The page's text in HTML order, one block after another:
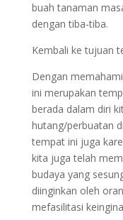
buah tanaman
dengan tiba-tiba.
Kembali ke tujuan
Dengan
ini merupakan
berada dalam diri
hutang/perbuatan
tempat ini juga
kita juga telah
budaya yang
diinginkan oleh
mefasilitasi